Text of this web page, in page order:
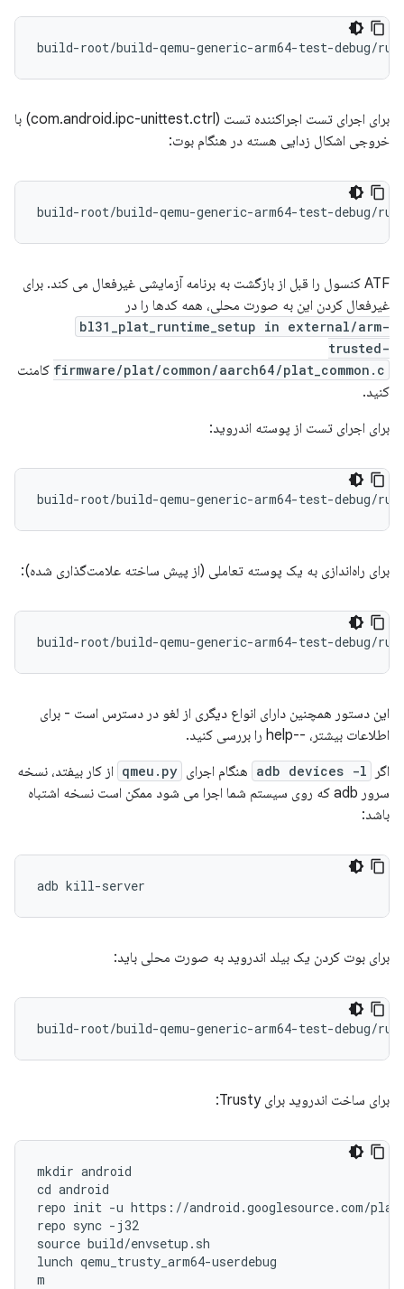
build-root/build-qemu-generic-arm64-test-
برای اجرای تست اجراکننده تست (com.android.ipc-unittest.ctrl) با
خروجی اشکال زدایی هسته در هنگام بوت:
ATF کنسول را قبل از بازگشت به برنامه آزمایشی غیرفعال می کند. برای
غیرفعال کردن این به صورت محلی، همه کدها را در
bl31_plat_runtime_setup in external/arm-
trusted-
firmware/plat/common/aarch64/plat_common.c کامنت
کنید.
برای اجرای تست از پوسته اندروید:
build-root/build-qemu-generic-arm64-test-debug/
برای راه‌اندازی به یک پوسته تعاملی (از پیش ساخته علامت‌گذاری شده):
build-root/build-qemu-generic-arm64-test-debug/run
این دستور همچنین دارای انواع دیگری از لغو در دسترس است - برای
اطلاعات بیشتر، --help را بررسی کنید.
اگر
adb devices -l هنگام اجرای qmeu.py از کار بیفتد، نسخه
سرور adb که روی سیستم شما اجرا می شود ممکن است نسخه اشتباه
باشد:
برای بوت کردن یک بیلد اندروید به صورت محلی باید:
برای ساخت اندروید برای Trusty:
mkdir android
cd android
repo init -u https://android.googlesource.com/
repo sync -j32
source build/envsetup.sh
lunch qemu_trusty_arm64-userdebug
m